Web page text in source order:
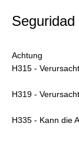
Achtung
H315 -
H319 -
H335 - Kann die